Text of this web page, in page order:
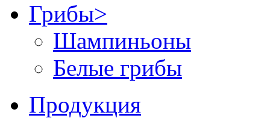
Грибы>
Шампиньоны
Белые грибы
Продукция